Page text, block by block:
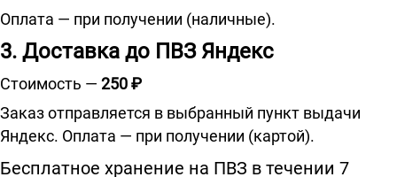
Оплата — при получении (наличные).
3. Доставка до ПВЗ Яндекс
Стоимость — 250 ₽
Заказ отправляется в выбранный пункт выдачи
Яндекс. Оплата — при получении (картой).
Бесплатное хранение на ПВЗ в течении 7